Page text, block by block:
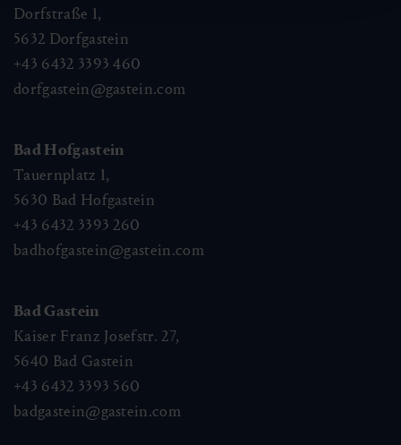
Dorfstraße 1,
5632 Dorfgastein
+43 6432 3393 460
dorfgastein@gastein.com
Bad Hofgastein
Tauernplatz 1,
5630 Bad Hofgastein
+43 6432 3393 260
badhofgastein@gastein.com
Bad Gastein
Kaiser Franz Josefstr. 27,
5640 Bad Gastein
+43 6432 3393 560
badgastein@gastein.com